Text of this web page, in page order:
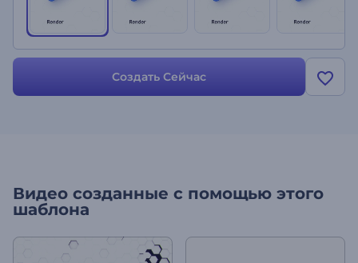
Создать Сейчас
Видео созданные с помощью этого
шаблона